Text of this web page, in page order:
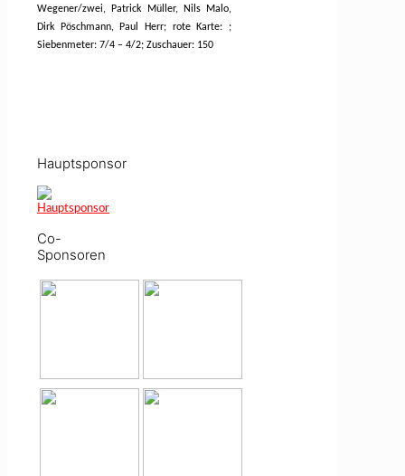
Wegener/zwei, Patrick Müller, Nils Malo,
Dirk Pöschmann, Paul Herr; rote Karte: ;
Siebenmeter: 7/4 – 4/2; Zuschauer: 150
Hauptsponsor
Co-
Sponsoren